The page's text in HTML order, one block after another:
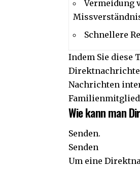
Vermeidung
Schnellere
Indem Sie diese
Nachrichten
Wie kann man
Senden.
Senden
Um eine